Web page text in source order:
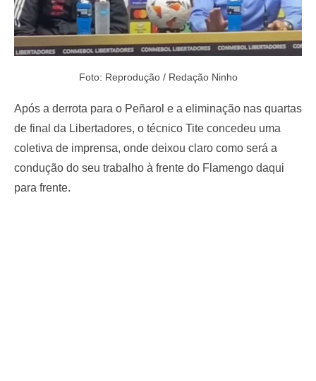
Foto: Reprodução / Redação Ninho
Após a derrota para o Peñarol e a eliminação nas quartas
de final da Libertadores, o técnico Tite concedeu uma
coletiva de imprensa, onde deixou claro como será a
condução do seu trabalho à frente do Flamengo daqui
para frente.